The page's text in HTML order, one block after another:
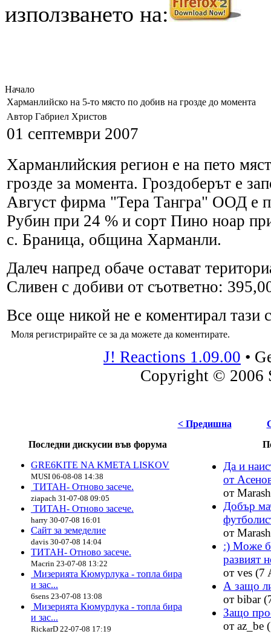
използването на:
Начало
Харманлийско на 5-то място по добив на грозде до момента
Автор Габриел Христов
01 септември 2007
Харманлийския регион е на пето
грозде за момента. Гроздоберът е
Август фирма "Тера Тангра" ООД е
Рубин при 24 % и сорт Пино ноар
с. Браница, община Харманли.
Далеч напред обаче остават
Сливен с добиви от съответно:
Все още никой не е коментирал тази
Моля регистрирайте се за да можете да коментирате.
J! Reactions 1.09.00 •
Copyright © 2006
< Предишна
Последни дискусии във форума
GRE6KITE NA KMETA LISKOV
MUSI 06-08-08 14:38
ТИТАН- Отново засече.
ziapach 31-07-08 09:05
ТИТАН- Отново засече.
harry 30-07-08 16:01
Сайт за земеделие
davis 30-07-08 14:04
ТИТАН- Отново засече.
Macrin 23-07-08 13:22
Мизерията Кюмурлука - топла бира
и зас...
6sens 23-07-08 13:08
Мизерията Кюмурлука - топла бира
и зас...
RickarD 22-07-08 17:19
Да и
от
от
Добър
от
:) Може
развият
от ves (7
А защо
от bibar
Защо
от az_be